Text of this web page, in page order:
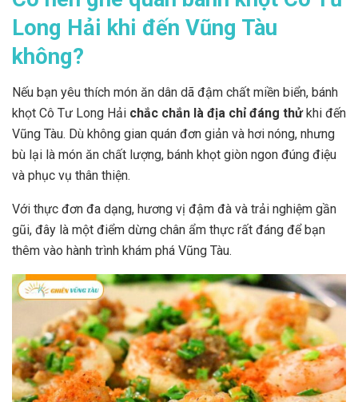
Long Hải khi đến Vũng Tàu
không?
Nếu bạn yêu thích món ăn dân dã đậm chất miền biển, bánh
khọt Cô Tư Long Hải chắc chắn là địa chỉ đáng thửkhi đến
Vũng Tàu. Dù không gian quán đơn giản và hơi nóng, nhưng
bù lại là món ăn chất lượng, bánh khọt giòn ngon đúng điệu
và phục vụ thân thiện.
Với thực đơn đa dạng, hương vị đậm đà và trải nghiệm gần
gũi, đây là một điểm dừng chân ẩm thực rất đáng để bạn
thêm vào hành trình khám phá Vũng Tàu.